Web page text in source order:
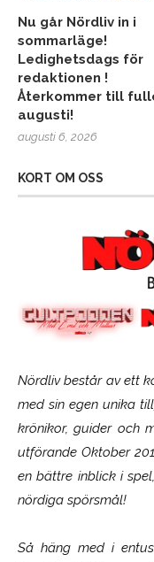
Nu går Nördliv in i
sommarläge!
Ledighetsdags för
redaktionen !
Återkommer till
augusti!
augusti 6, 2026
KORT OM OSS
Nördliv består av ett
med sin egen unika
krönikor, guider och
utförande Oktober
en bättre inblick i
nördiga spörsmål!
Så häng med i